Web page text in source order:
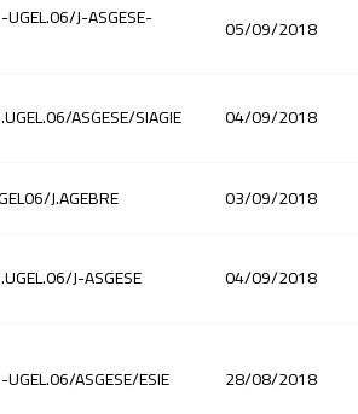
J-ASGESE-
05/09/2018
ASGESE/SIAGIE 04/09/2018
J.AGEBRE 03/09/2018
J-ASGESE 04/09/2018
ASGESE/ESIE 28/08/2018